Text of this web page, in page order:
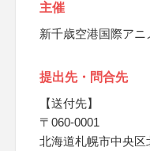
主催
新千歳空港国際ア
提出先・問合先
【送付先】
〒060-0001
北海道札幌市中央区